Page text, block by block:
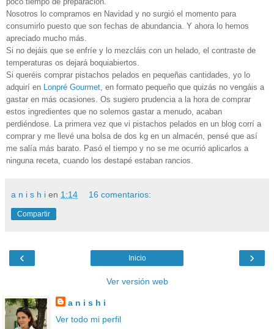
Nosotros lo compramos en Navidad y no surgió el momento para
consumirlo puesto que son fechas de abundancia. Y ahora lo hemos
apreciado mucho más.
Si no dejáis que se enfríe y lo mezcláis con un helado, el contraste de
temperaturas os dejará boquiabiertos.
Si queréis comprar pistachos pelados en pequeñas cantidades, yo lo
adquirí en
Lonpré Gourmet , en formato pequeño que quizás no vengáis a
gastar en más ocasiones. Os sugiero prudencia a la hora de comprar
estos ingredientes que no solemos gastar a menudo, acaban
perdiéndose. La primera vez que vi pistachos pelados en un blog corrí a
comprar y me llevé una bolsa de dos kg en un almacén, pensé que así
me salía más barato. Pasó el tiempo y no se me ocurrió aplicarlos a
ninguna receta, cuando los destapé estaban rancios.
a n i s h i en 1:14 16 comentarios:
Compartir
‹ ›
Inicio
Ver versión web
a n i s h i
Ver todo mi perfil